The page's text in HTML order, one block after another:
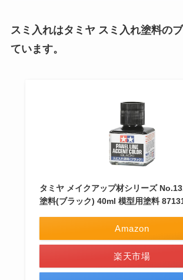
スミ入れはタミヤ スミ入れ塗料の
ています。
タミヤ メイクアップ材シリーズ
塗料(ブラック) 40ml 模型用塗料
Amazon
楽天市場